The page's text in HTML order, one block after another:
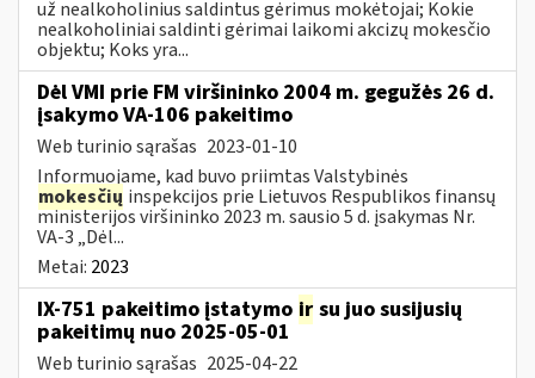
už nealkoholinius saldintus gėrimus mokėtojai; Kokie
nealkoholiniai saldinti gėrimai laikomi akcizų mokesčio
objektu; Koks yra...
Dėl VMI prie FM viršininko 2004 m. gegužės 26 d.
įsakymo VA-106 pakeitimo
Web turinio sąrašas 2023-01-10
Informuojame, kad buvo priimtas Valstybinės
mokesčių inspekcijos prie Lietuvos Respublikos finansų
ministerijos viršininko 2023 m. sausio 5 d. įsakymas Nr.
VA-3 „Dėl...
Metai: 2023
IX-751 pakeitimo įstatymo ir su juo susijusių
pakeitimų nuo 2025-05-01
Web turinio sąrašas 2025-04-22